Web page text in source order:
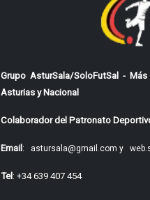
Grupo AsturSala/SoloFutSal -
Asturias y Nacional
Colaborador del Patronato
Email: astursala@gmail.com y
Tel: +34 639 407 454